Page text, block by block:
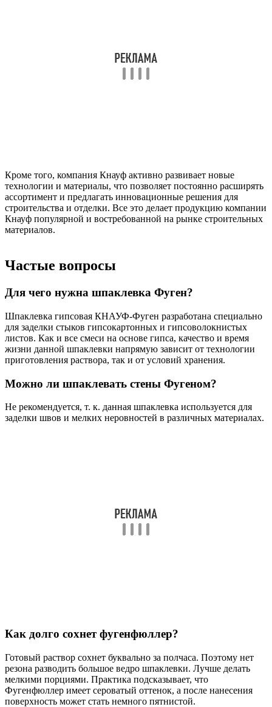
Кроме того, компания Кнауф активно развивает новые
технологии и материалы, что позволяет постоянно расширять
ассортимент и предлагать инновационные решения для
строительства и отделки. Все это делает продукцию компании
Кнауф популярной и востребованной на рынке строительных
материалов.
Частые вопросы
Для чего нужна шпаклевка Фуген?
Шпаклевка гипсовая КНАУФ-Фуген разработана специально
для заделки стыков гипсокартонных и гипсоволокнистых
листов. Как и все смеси на основе гипса, качество и время
жизни данной шпаклевки напрямую зависит от технологии
приготовления раствора, так и от условий хранения.
Можно ли шпаклевать стены Фугеном?
Не рекомендуется, т. к. данная шпаклевка используется для
заделки швов и мелких неровностей в различных материалах.
Как долго сохнет фугенфюллер?
Готовый раствор сохнет буквально за полчаса. Поэтому нет
резона разводить большое ведро шпаклевки. Лучше делать
мелкими порциями. Практика подсказывает, что
Фугенфюллер имеет сероватый оттенок, а после нанесения
поверхность может стать немного пятнистой.